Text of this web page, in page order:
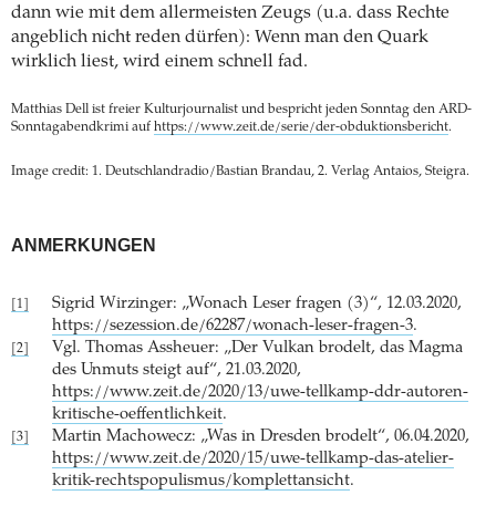
dann wie mit dem allermeisten Zeugs (u.a. dass Rechte
angeblich nicht reden dürfen): Wenn man den Quark
wirklich liest, wird einem schnell fad.
Matthias Dell ist freier Kulturjournalist und bespricht jeden Sonntag den ARD-
Sonntagabendkrimi auf https://www.zeit.de/serie/der-obduktionsbericht.
Image credit: 1. Deutschlandradio/Bastian Brandau, 2. Verlag Antaios, Steigra.
ANMERKUNGEN
[1]
Sigrid Wirzinger: „Wonach Leser fragen (3)“, 12.03.2020,
https://sezession.de/62287/wonach-leser-fragen-3.
[2]
Vgl. Thomas Assheuer: „Der Vulkan brodelt, das Magma
des Unmuts steigt auf“, 21.03.2020,
https://www.zeit.de/2020/13/uwe-tellkamp-ddr-autoren-
kritische-oeffentlichkeit.
[3]
Martin Machowecz: „Was in Dresden brodelt“, 06.04.2020,
https://www.zeit.de/2020/15/uwe-tellkamp-das-atelier-
kritik-rechtspopulismus/komplettansicht.